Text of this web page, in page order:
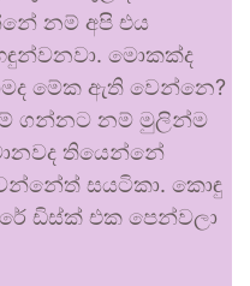
නම් අපි එය
මොකක්ද
මේක ඇති වෙන්නෙ?
ගන්නට නම් මුලින්ම
තියෙන්නේ
සයටිකා. කොඳු
ඩිස්ක් එක පෙන්වලා